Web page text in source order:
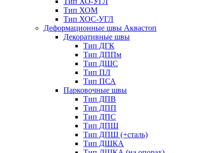
Тип ХОМ
Тип ХОС-УГЛ
Деформационные швы Аквастоп
Декоративные швы
Тип ДГК
Тип ДППм
Тип ДШС
Тип ПЛ
Тип ПСА
Парковочные швы
Тип ДПВ
Тип ДПП
Тип ДПС
Тип ДПШ
Тип ДПШ (+сталь)
Тип ДШКА